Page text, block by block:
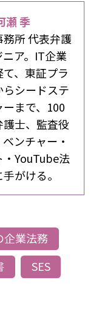
瀬 季
所 代表弁護
ア。IT企業
、東証プラ
シードステ
まで、100
士、監査役
ンチャー・
YouTube法
がける。
企業法務
SES